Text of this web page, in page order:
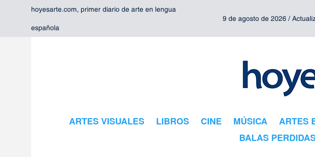
hoyesarte.com, primer diario de arte en lengua
española
9 de agosto de 2026 /
ARTES VISUALES LIBROS CINE MÚSICA ARTES
BALAS
«Los próximos